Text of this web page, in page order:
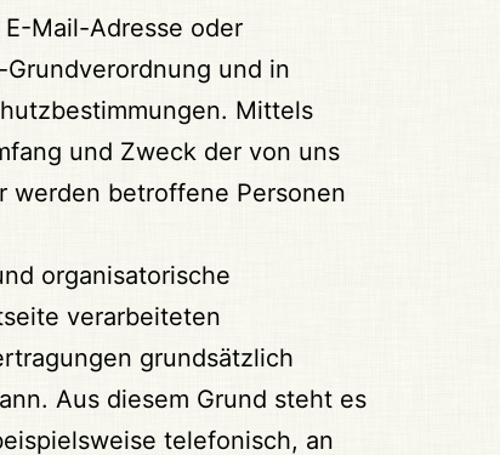
Mail-Adresse oder
und in
Mittels
und Zweck der von uns
werden betroffene Personen
organisatorische
verarbeiteten
grundsätzlich
Aus diesem Grund steht es
telefonisch, an